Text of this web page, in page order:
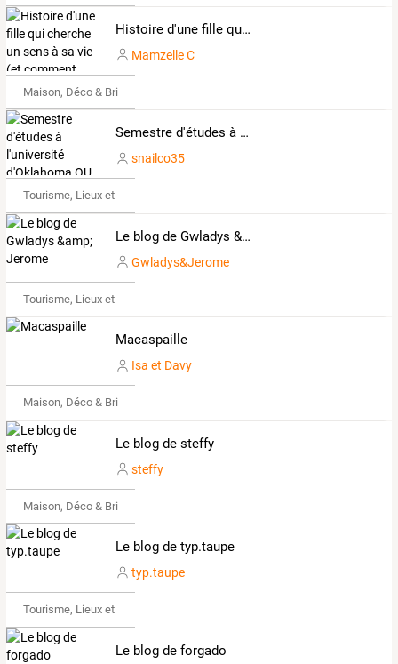
Histoire d'une fille qui cherche un sens à sa vie (et comment gagner de quoi s'offrir une paire d'escarpins Louboutin)
Mamzelle C
Maison, Déco & Bricolage
Semestre d'études à l'université d'Oklahoma OU
snailco35
Tourisme, Lieux et Événements
Le blog de Gwladys &amp; Jerome
Gwladys&Jerome
Tourisme, Lieux et Événements
Macaspaille
Isa et Davy
Maison, Déco & Bricolage
Le blog de steffy
steffy
Maison, Déco & Bricolage
Le blog de typ.taupe
typ.taupe
Tourisme, Lieux et Événements
Le blog de forgado